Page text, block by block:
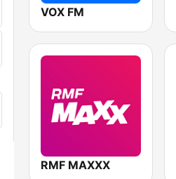
VOX FM
RMF MAXXX